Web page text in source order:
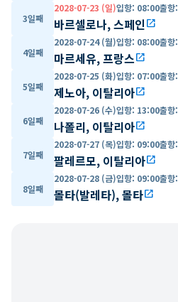
3일째
2028-07-23 (일)입항: 08:00출항:
바르셀로나, 스페인open_in_new
4일째
2028-07-24 (월)입항: 08:00출항:
마르세유, 프랑스open_in_new
5일째
2028-07-25 (화)입항: 07:00출항:
제노아, 이탈리아open_in_new
6일째
2028-07-26 (수)입항: 13:00출항:
나폴리, 이탈리아open_in_new
7일째
2028-07-27 (목)입항: 09:00출항:
팔레르모, 이탈리아open_in_new
8일째
2028-07-28 (금)입항: 09:00출항:
몰타(발레타), 몰타open_in_new